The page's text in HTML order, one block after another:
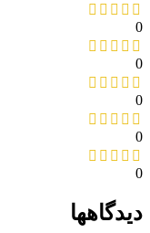
0
0
0
0
0
دیدگاهها